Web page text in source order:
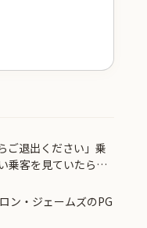
ご退出ください」乗
客を見ていたら、
ン・ジェームズのPG